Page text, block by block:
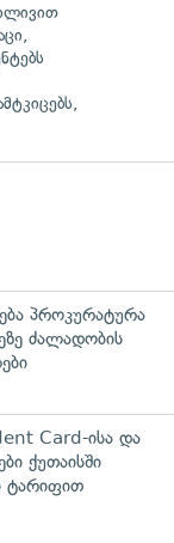
პროკურატურა
ძალადობის
Card-ისა და
ქუთაისში
ტარიფით